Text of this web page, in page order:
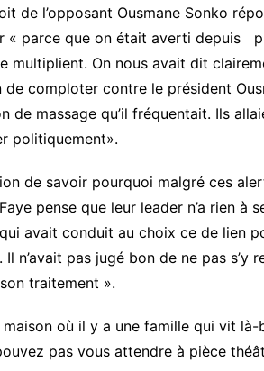
de l’opposant Ousmane Sonko
« parce que on était averti depuis
multiplient. On nous avait dit
comploter contre le président
de massage qu’il fréquentait. Ils
politiquement».
de savoir pourquoi malgré ces
pense que leur leader n’a rien à
avait conduit au choix ce de lien
n’avait pas jugé bon de ne pas s’y
traitement ».
où il y a une famille qui vit là-
pas vous attendre à pièce